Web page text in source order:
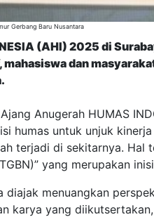
Gerbang Baru Nusantara
(AHI) 2025 di
dan
Anugerah HUMAS
humas untuk unjuk
terjadi di sekitarnya. Hal
yang merupakan
menuangkan
karya yang